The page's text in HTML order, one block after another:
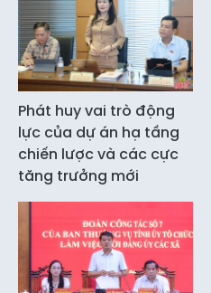
Phát huy vai trò động
lực của dự án hạ tầng
chiến lược và các cực
tăng trưởng mới